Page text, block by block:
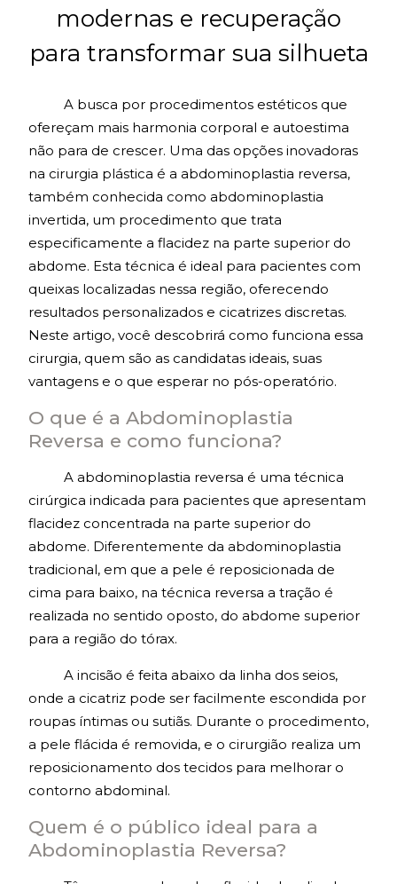
modernas e recuperação
para transformar sua silhueta
A busca por procedimentos estéticos que
ofereçam mais harmonia corporal e autoestima
não para de crescer. Uma das opções inovadoras
na cirurgia plástica é a abdominoplastia reversa,
também conhecida como abdominoplastia
invertida, um procedimento que trata
especificamente a flacidez na parte superior do
abdome. Esta técnica é ideal para pacientes com
queixas localizadas nessa região, oferecendo
resultados personalizados e cicatrizes discretas.
Neste artigo, você descobrirá como funciona essa
cirurgia, quem são as candidatas ideais, suas
vantagens e o que esperar no pós-operatório.
O que é a Abdominoplastia
Reversa e como funciona?
A abdominoplastia reversa é uma técnica
cirúrgica indicada para pacientes que apresentam
flacidez concentrada na parte superior do
abdome. Diferentemente da abdominoplastia
tradicional, em que a pele é reposicionada de
cima para baixo, na técnica reversa a tração é
realizada no sentido oposto, do abdome superior
para a região do tórax.
A incisão é feita abaixo da linha dos seios,
onde a cicatriz pode ser facilmente escondida por
roupas íntimas ou sutiãs. Durante o procedimento,
a pele flácida é removida, e o cirurgião realiza um
reposicionamento dos tecidos para melhorar o
contorno abdominal.
Quem é o público ideal para a
Abdominoplastia Reversa?